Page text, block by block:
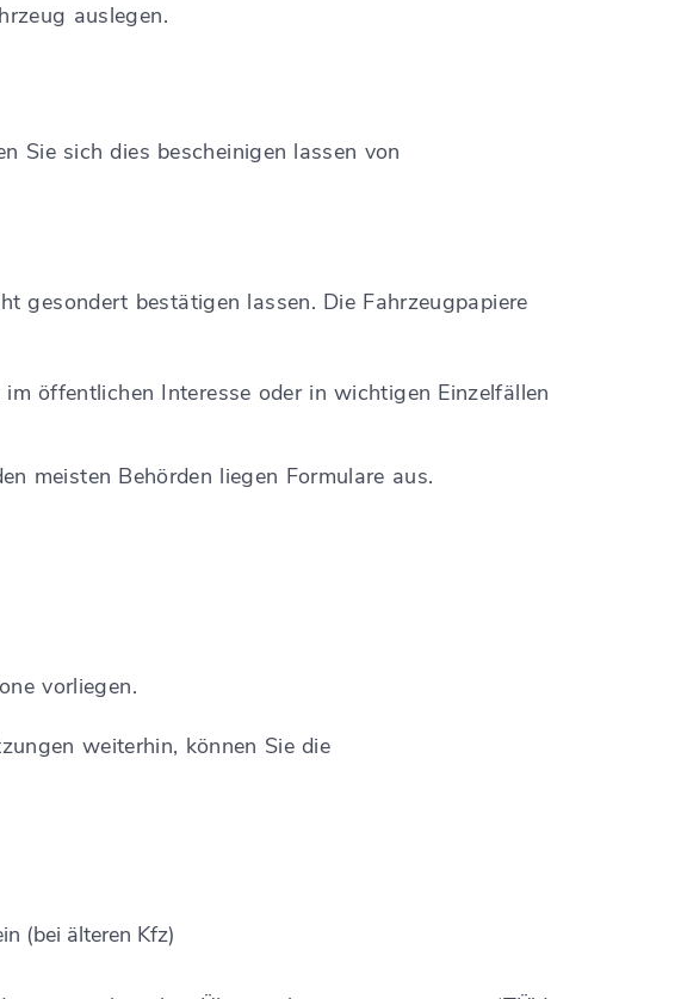
auslegen.
Sie sich dies bescheinigen lassen von
gesondert bestätigen lassen. Die Fahrzeugpapiere
öffentlichen Interesse oder in wichtigen Einzelfällen
meisten Behörden liegen Formulare aus.
vorliegen.
weiterhin, können Sie die
(bei älteren Kfz)